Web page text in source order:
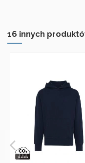
16 innych